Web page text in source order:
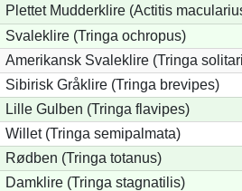
Plettet Mudderklire (Actitis
Svaleklire (Tringa ochropus)
Amerikansk Svaleklire (Tringa
Sibirisk Gråklire (Tringa brevipes)
Lille Gulben (Tringa flavipes)
Willet (Tringa semipalmata)
Rødben (Tringa totanus)
Damklire (Tringa stagnatilis)